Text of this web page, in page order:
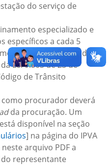
do serviço de
especializado e
específicos a cada 5
da normatização do
Lei 9.503 de 23 de
de Trânsito
procurador deverá
da procuração. Um
disponível na seção
] na página do IPVA
arquivo PDF a
representante